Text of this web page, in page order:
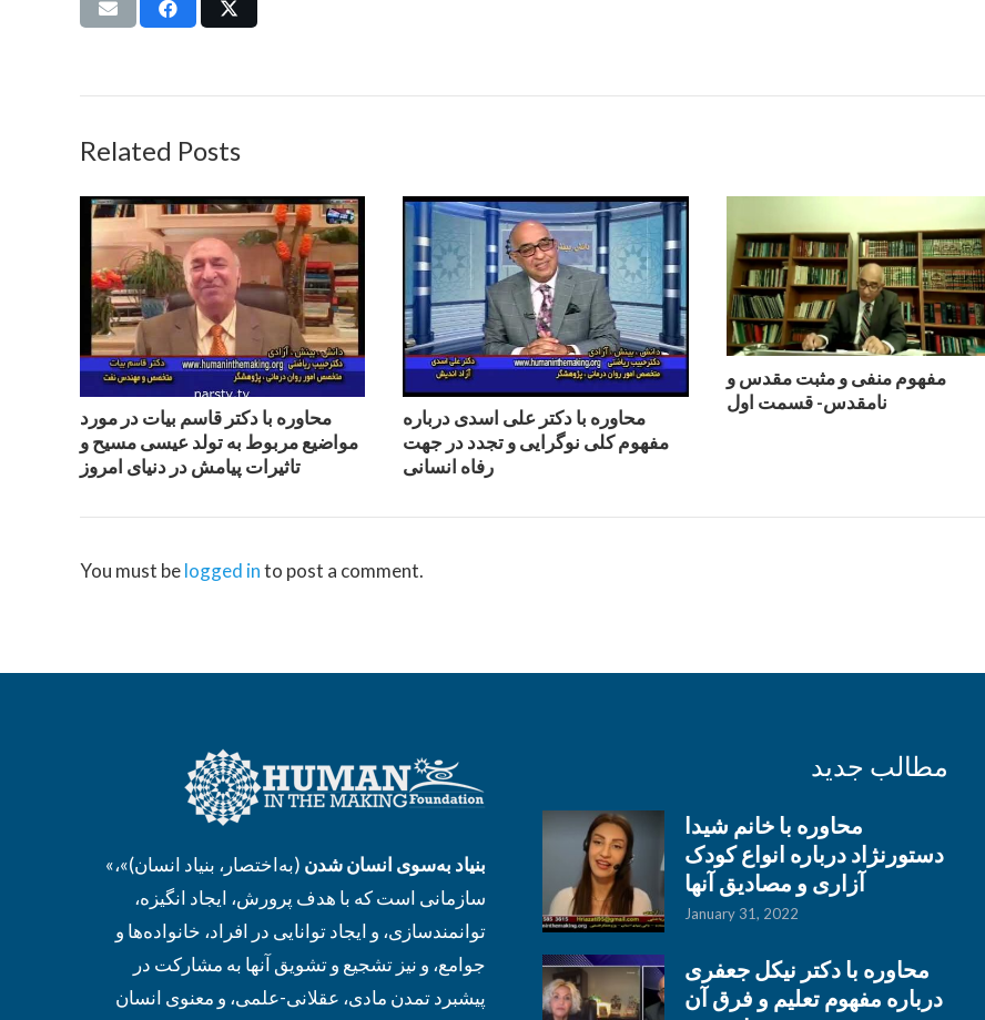
Related Posts
محاوره با دكتر قاسم بيات در مورد
مواضيع مربوط به تولد عيسى مسيح و
تاثيرات پيامش در دنياى امروز
محاوره با دکتر علی اسدی درباره
مفهوم کلی نوگرایی و‌‌ تجدد در جهت
رفاه انسانی
مفهوم منفی و‌ مثبت مقدس و‌
نامقدس- قسمت اول
You must belogged into post a comment.
« بنیاد به‌سوی انسان شدن (به‌اختصار، بنیاد انسان)»،
سازمانی است که با هدف پرورش، ایجاد انگیزه،
توانمندسازی، و ایجاد توانایی در افراد، خانواده‌ها و
جوامع، و نیز تشجیع و تشویق آنها به مشارکت در
پیشبرد تمدن مادی، عقلانی-علمی، و معنوی انسان
مطالب جدید
محاوره با خانم شیدا
دستورنژاد درباره انواع کودک
آزاری و مصادیق آنها
January 31, 2022
محاوره با دکتر نیکل جعفری
درباره مفهوم تعلیم و فرق آن